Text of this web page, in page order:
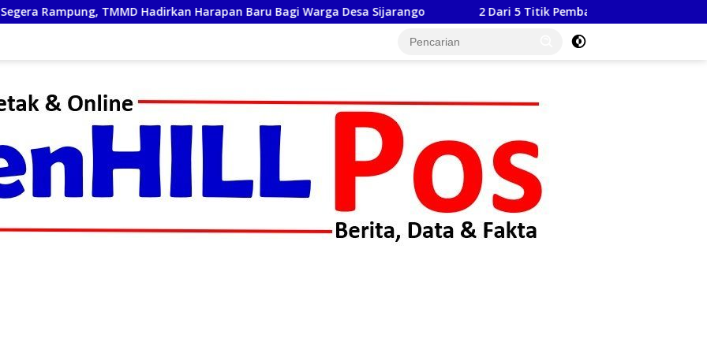
Harapan Baru Bagi Warga Desa Sijarango 2 Dari 5 Titik Pembangunan Gorong-Gorong Program TMMD ke 129